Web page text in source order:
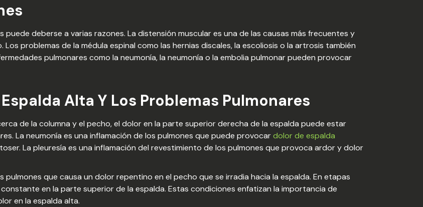
deberse a varias razones. La distensión muscular es una de las causas más frecuentes y
problemas de la médula espinal como las hernias discales, la escoliosis o la artrosis también
pulmonares como la neumonía, la neumonía o la embolia pulmonar pueden provocar
Alta Y Los Problemas Pulmonares
de la columna y el pecho, el dolor en la parte superior derecha de la espalda puede estar
La neumonía es una inflamación de los pulmones que puede provocardolor de espalda
La pleuresía es una inflamación del revestimiento de los pulmones que provoca ardor y dolor
pulmones que causa un dolor repentino en el pecho que se irradia hacia la espalda. En etapas
en la parte superior de la espalda. Estas condiciones enfatizan la importancia de
en la espalda alta.